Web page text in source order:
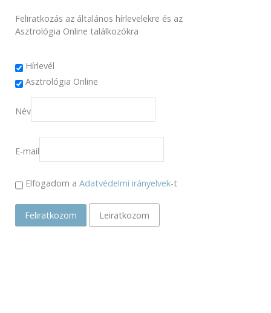
Feliratkozás az általános hírlevelekre és az
Asztrológia Online találkozókra
Hírlevél
Asztrológia Online
Név
E-mail
Elfogadom a Adatvédelmi irányelvek-t
Feliratkozom Leiratkozom